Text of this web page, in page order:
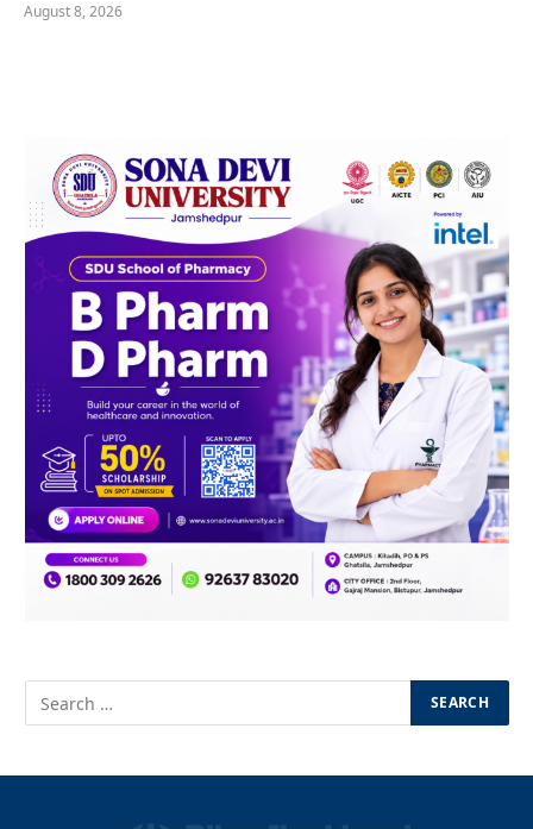
August 8, 2026